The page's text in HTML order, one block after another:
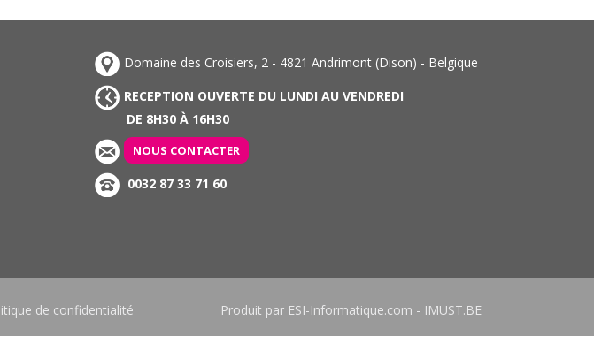
Domaine des Croisiers, 2 - 4821 Andrimont (Dison) - Belgique
RECEPTION OUVERTE DU LUNDI AU VENDREDI
DE 8H30 À 16H30
NOUS CONTACTER
0032 87 33 71 60
de confidentialité Produit par ESI-Informatique.com - IMUST.BE